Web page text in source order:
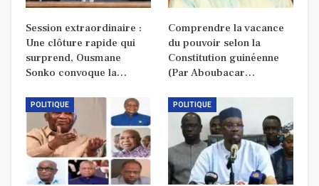
Session extraordinaire :
Une clôture rapide qui
surprend, Ousmane
Sonko convoque la…
Comprendre la vacance
du pouvoir selon la
Constitution guinéenne
(Par Aboubacar…
POLITIQUE POLITIQUE